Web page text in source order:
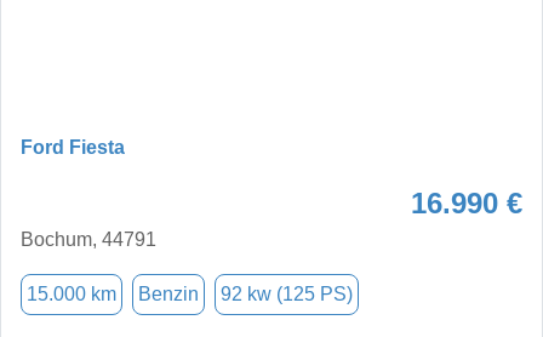
Ford Fiesta
16.990 €
Bochum, 44791
15.000 km Benzin 92 kw (125 PS)